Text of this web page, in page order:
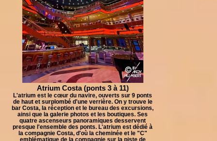
Atrium Costa (ponts 3 à 11)
L'atrium est le cœur du navire, ouverts sur 9 ponts
de haut et surplombé d'une verrière. On y trouve le
bar Costa, la réception et le bureau des excursions,
ainsi que la galerie photos et les boutiques. Ses
quatre ascenseurs panoramiques desservent
presque l'ensemble des ponts. L'atrium est dédié à
la compagnie Costa, d'où la cheminée et le "C"
emblématique de la compagnie sur la piste de